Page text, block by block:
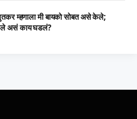
म्हणाला मी बायको सोबत असे केले;
असं काय घडलं?